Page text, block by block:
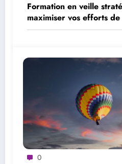
Formation en veille
maximiser vos efforts
d’analyse
0